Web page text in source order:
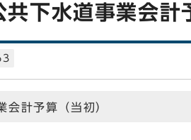
下水道事業会計
会計予算（当初）